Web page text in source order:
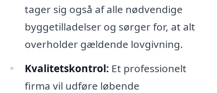
tager sig også af alle nødvendige
byggetilladelser og sørger for, at alt
overholder gældende lovgivning.
Kvalitetskontrol: Et professionelt
firma vil udføre løbende